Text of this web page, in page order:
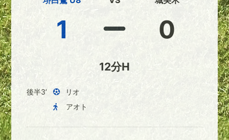
1 0
12分H
後半3’
リオ
アオト